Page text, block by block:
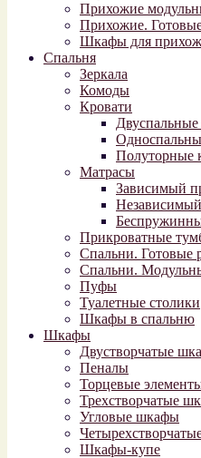
Прихожие
Прихожие.
Шкафы для
Спальня
Зеркала
Комоды
Кровати
Двуспальные
Полуторные
Матрасы
Зависимый
Прикроватные
Спальни. Готовые
Спальни.
Пуфы
Туалетные столики
Шкафы в спальню
Шкафы
Двустворчатые
Пеналы
Торцевые
Трехстворчатые
Угловые шкафы
Шкафы-купе